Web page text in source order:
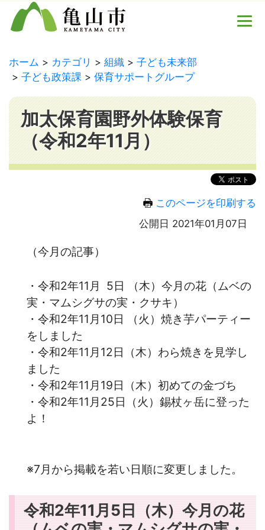
ホーム カテゴリ 組織
子ども未来部
子ども政策課
保育サポートグループ
加太保育園野外体験保育
（令和2年11月）
このページを印刷する
公開日 2021年01月07日
（今月の記事）
・令和2年11月 5日 （木）今月の花（ムベの
実・マムシグサの実・クサキ）
・令和2年11月10日 （火）焼き芋パーティー
をしました
・令和2年11月12日（木）わら焼きを見学し
ました
・令和2年11月19日（木）初めての金づち
・令和2年11月25日（火）錫杖ヶ岳に登った
よ！
※7月から掲載を若い日順に変更しました。
令和2年11月5日（木）今月の花